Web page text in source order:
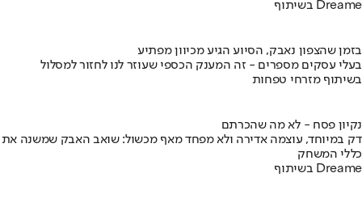
בשיתוף Dreame
בזמן שהצפון נאבק, הסיוע הגיע מכיוון מפתיע
בעלי עסקים מספרים - זה המענק הכספי שעוזר לנו לחזור למסלול
בשיתוף מזרחי טפחות
נקיון פסח - לא מה שהכרתם
דק במיוחד, עוצמה אדירה ולא מפחד מאף מכשול: שואב האבק שמשנה את
כללי המשחק
בשיתוף Dreame